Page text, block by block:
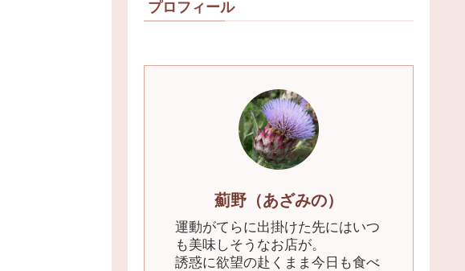
プロフィール
薊野（あざみの）
運動がてらに出掛けた先にはいつ
も美味しそうなお店が。
誘惑に欲望の赴くまま今日も食べ